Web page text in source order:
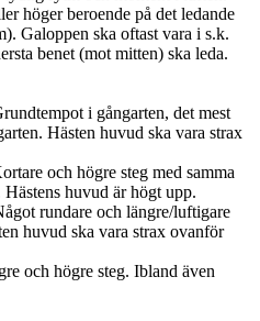
höger beroende på det ledande
Galoppen ska oftast vara i s.k.
benet (mot mitten) ska leda.
i gångarten, det mest
Hästen huvud ska vara strax
och högre steg med samma
huvud är högt upp.
rundare och längre/luftigare
huvud ska vara strax ovanför
och högre steg. Ibland även